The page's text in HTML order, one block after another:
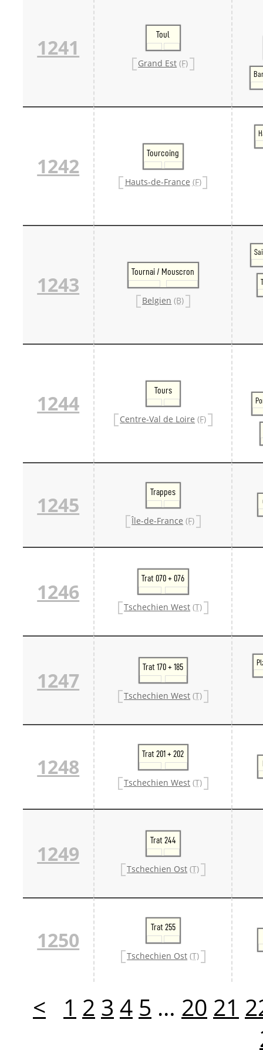
1241
Toul
Grand Est (F)
1242
Tourcoing
Hauts-de-France (F)
1243
Tournai / Mouscron
Belgien (B)
1244
Tours
Centre-Val de Loire (F)
1245
Trappes
Île-de-France (F)
1246
Trat 070 + 076
Tschechien West (T)
1247
Trat 170 + 185
Tschechien West (T)
1248
Trat 201 + 202
Tschechien West (T)
1249
Trat 244
Tschechien Ost (T)
1250
Trat 255
Tschechien Ost (T)
< 1 2 3 4 5 … 20 21